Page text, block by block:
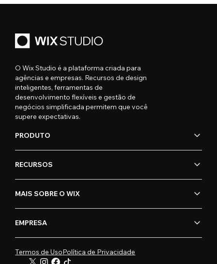
O Wix Studio é a plataforma criada para
agências e empresas. Recursos de design
inteligentes, ferramentas de
desenvolvimento flexíveis e gestão de
negócios simplificada permitem que você
supere expectativas.
PRODUTO
RECURSOS
MAIS SOBRE O WIX
EMPRESA
Termos de UsoPolítica de Privacidade